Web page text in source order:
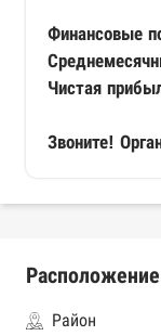
Финансовые
Чистая
Звоните!
Район